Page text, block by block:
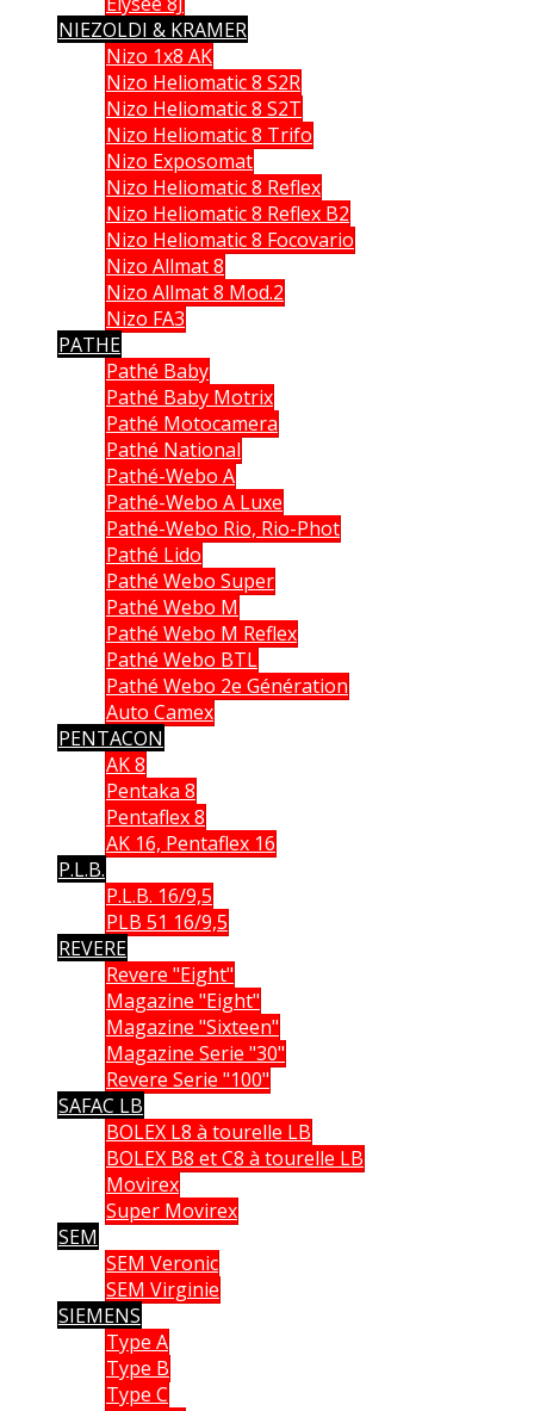
NIEZOLDI & KRAMER
Nizo 1x8 AK
Nizo Heliomatic 8 S2R
Nizo Heliomatic 8 S2T
Nizo Heliomatic 8 Trifo
Nizo Exposomat
Nizo Heliomatic 8 Reflex
Nizo Heliomatic 8 Reflex B2
Nizo Heliomatic 8 Focovario
Nizo Allmat 8
Nizo Allmat 8 Mod.2
Nizo FA3
PATHE
Pathé Baby
Pathé Baby Motrix
Pathé Motocamera
Pathé National
Pathé-Webo A
Pathé-Webo A Luxe
Pathé-Webo Rio, Rio-Phot
Pathé Lido
Pathé Webo Super
Pathé Webo M
Pathé Webo M Reflex
Pathé Webo BTL
Pathé Webo 2e Génération
Auto Camex
PENTACON
AK 8
Pentaka 8
Pentaflex 8
AK 16, Pentaflex 16
P.L.B.
P.L.B. 16/9,5
PLB 51 16/9,5
REVERE
Revere "Eight"
Magazine "Eight"
Magazine "Sixteen"
Magazine Serie "30"
Revere Serie "100"
SAFAC LB
BOLEX L8 à tourelle LB
BOLEX B8 et C8 à tourelle LB
Movirex
Super Movirex
SEM
SEM Veronic
SEM Virginie
SIEMENS
Type A
Type B
Type C